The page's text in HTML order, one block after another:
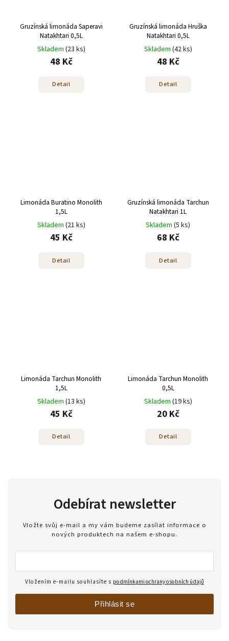
Gruzínská limonáda Saperavi
Natakhtari 0,5L
Skladem (23 ks)
48 Kč
Detail
Gruzínská limonáda Hruška
Natakhtari 0,5L
Skladem (42 ks)
48 Kč
Detail
Limonáda Buratino Monolith
1,5L
Skladem (21 ks)
45 Kč
Detail
Gruzínská limonáda Tarchun
Natakhtari 1L
Skladem (5 ks)
68 Kč
Detail
Limonáda Tarchun Monolith
1,5L
Skladem (13 ks)
45 Kč
Detail
Limonáda Tarchun Monolith
0,5L
Skladem (19 ks)
20 Kč
Detail
Odebírat newsletter
Vložte svůj e-mail a my vám budeme zasílat informace o
nových produktech na našem e-shopu.
Vložením e-mailu souhlasíte s podmínkami ochrany osobních údajů
Přihlásit se